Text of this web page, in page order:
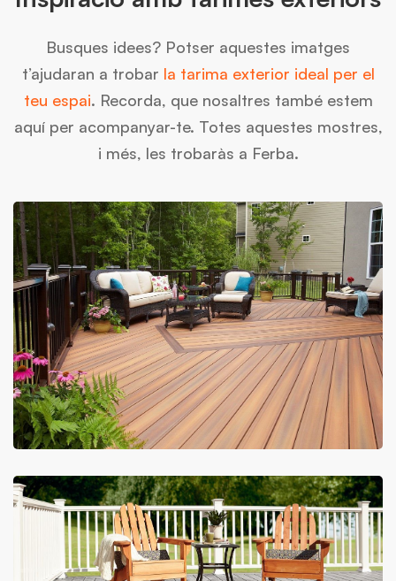
Busques idees? Potser aquestes imatges
t’ajudaran a trobar la tarima exterior ideal per el
teu espai. Recorda, que nosaltres també estem
aquí per acompanyar-te. Totes aquestes mostres,
i més, les trobaràs a Ferba.